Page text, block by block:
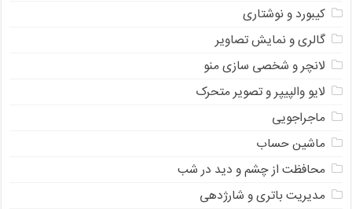
کیبورد و نوشتاری
گالری و نمایش تصاویر
لانچر و شخصی سازی منو
لایو والپیپر و تصویر متحرک
ماجراجویی
ماشین حساب
محافظت از چشم و دید در شب
مدیریت باتری و شارژدهی